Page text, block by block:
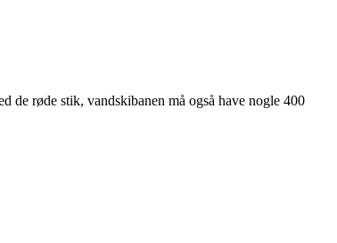
de røde stik, vandskibanen må også have nogle 400